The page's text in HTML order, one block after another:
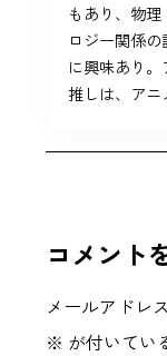
もあり、物
ロジー関係
に興味あり
推しは、アニ
コメント
メールアドレ
※ が付いてい